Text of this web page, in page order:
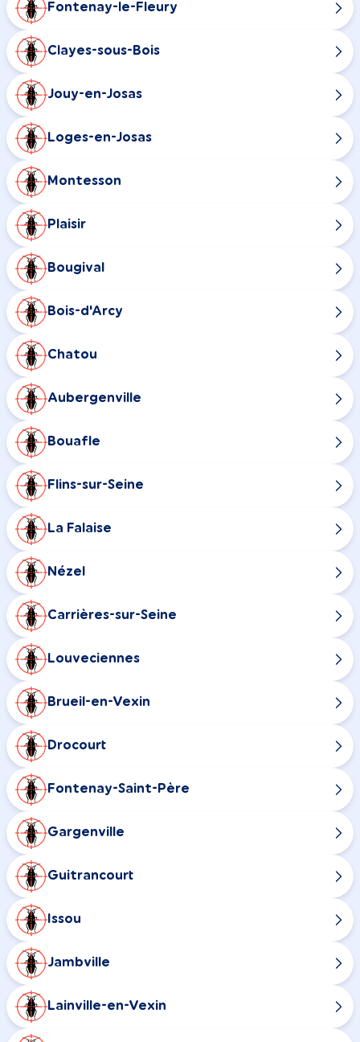
Fontenay-le-Fleury
Clayes-sous-Bois
Jouy-en-Josas
Loges-en-Josas
Montesson
Plaisir
Bougival
Bois-d'Arcy
Chatou
Aubergenville
Bouafle
Flins-sur-Seine
La Falaise
Nézel
Carrières-sur-Seine
Louveciennes
Brueil-en-Vexin
Drocourt
Fontenay-Saint-Père
Gargenville
Guitrancourt
Issou
Jambville
Lainville-en-Vexin